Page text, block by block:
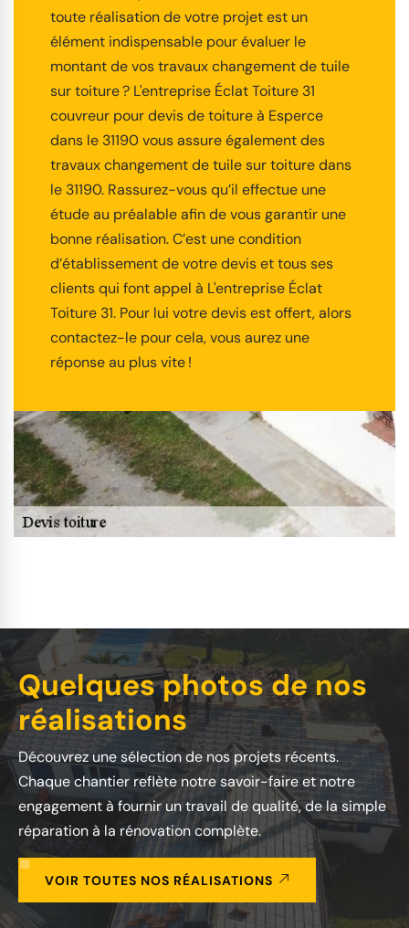
toute réalisation de votre projet est un
élément indispensable pour évaluer le
montant de vos travaux changement de tuile
sur toiture ? L'entreprise Éclat Toiture 31
couvreur pour devis de toiture à Esperce
dans le 31190 vous assure également des
travaux changement de tuile sur toiture dans
le 31190. Rassurez-vous qu’il effectue une
étude au préalable afin de vous garantir une
bonne réalisation. C’est une condition
d’établissement de votre devis et tous ses
clients qui font appel à L'entreprise Éclat
Toiture 31. Pour lui votre devis est offert, alors
contactez-le pour cela, vous aurez une
réponse au plus vite !
Quelques photos de nos
réalisations
Découvrez une sélection de nos projets récents.
Chaque chantier reflète notre savoir-faire et notre
engagement à fournir un travail de qualité, de la simple
réparation à la rénovation complète.
VOIR TOUTES NOS RÉALISATIONS